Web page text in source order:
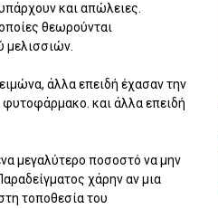
και απώλειες.
θεωρούνται
μελισσιών.
άλλα επειδή έχασαν την
και άλλα επειδή
μεγαλύτερο ποσοστό να μην
χάρην αν μια
τοποθεσία του